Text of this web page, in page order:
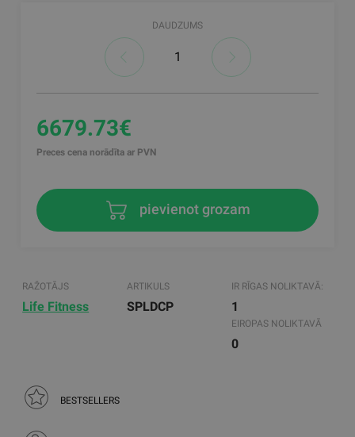
DAUDZUMS
6679.73€
Preces cena norādīta ar PVN
pievienot grozam
RAŽOTĀJS
Life Fitness
ARTIKULS
SPLDCP
IR RĪGAS NOLIKTAVĀ:
1
EIROPAS NOLIKTAVĀ
0
BESTSELLERS